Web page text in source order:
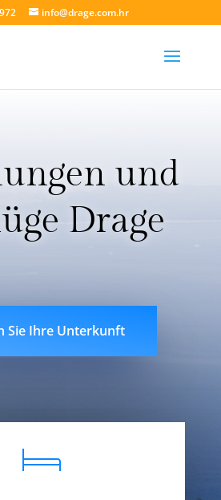
info@drage.com.hr
und
Drage
Sie Ihre Unterkunft